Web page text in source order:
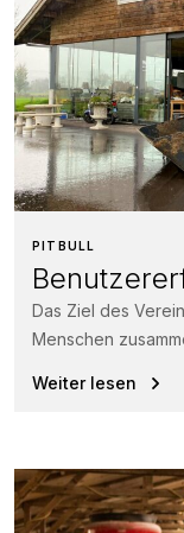
PITBULL
Das Ziel des
Menschen
Weiter lesen